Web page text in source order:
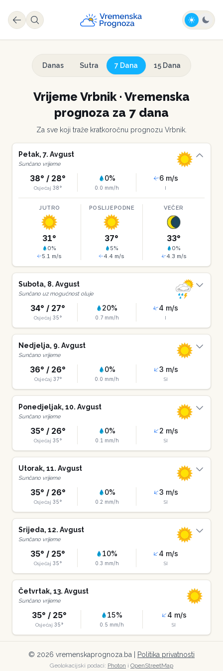
Danas Sutra 7 Dana 15 Dana
Vrijeme Vrbnik· Vremenska
prognoza za 7 dana
Za sve koji traže kratkoročnu prognozu Vrbnik
Petak, 7. Avgust
Sunčano vrijeme
38° / 28°
Osjećaj 38°
0%
0.0 mm/h
6m/s
I
JUTRO
31°
0%
5.1 m/s
POSLIJEPODNE
37°
5%
4.4 m/s
VEČER
33°
0%
4.3 m/s
Subota, 8. Avgust
Sunčano uz mogućnost oluje
34° / 27°
Osjećaj 35°
20%
0.7mm/h
4 m/s
I
Nedjelja, 9. Avgust
Sunčano vrijeme
36° / 26°
Osjećaj 37°
0%
0.0 mm/h
3 m/s
SI
Ponedjeljak, 10. Avgust
Sunčano vrijeme
35° / 26°
Osjećaj 35°
0%
0.1 mm/h
2 m/s
SI
Utorak, 11. Avgust
Sunčano vrijeme
35° / 26°
Osjećaj 35°
0%
0.2 mm/h
3 m/s
SI
Srijeda, 12. Avgust
Sunčano vrijeme
35° / 25°
Osjećaj 35°
10%
0.3 mm/h
4 m/s
SI
Četvrtak, 13. Avgust
Sunčano vrijeme
35° / 25°
Osjećaj 35°
15%
0.5 mm/h
4 m/s
SI
© 2026 vremenskaprognoza.ba | Politika privatnosti
Geolokacijski podaci: Photon i OpenStreetMap